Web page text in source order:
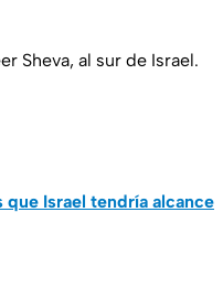
Sheva, al sur de Israel.
que Israel tendría alcance